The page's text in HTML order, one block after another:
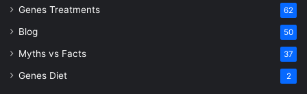
Genes Treatments 62
Blog 50
Myths vs Facts 37
Genes Diet 2